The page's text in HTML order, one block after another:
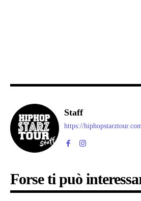
Staff
https://
Forse ti può